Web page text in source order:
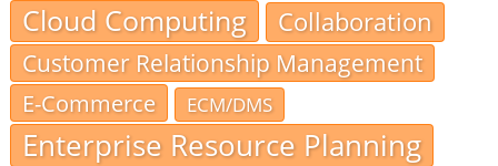
Cloud Computing Collaboration
Customer Relationship Management
E-Commerce
ECM/DMS
Enterprise Resource Planning